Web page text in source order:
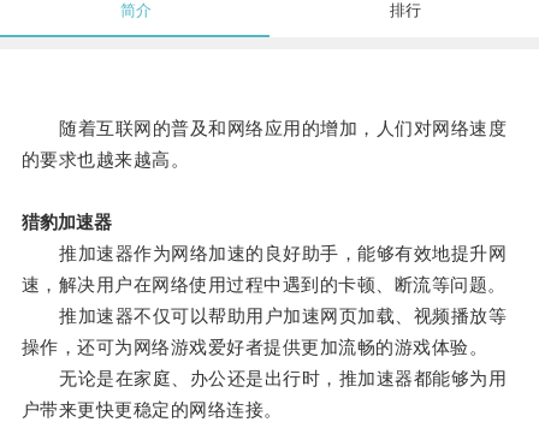
简介 排行
随着互联网的普及和网络应用的增加，人们对网络速度
的要求也越来越高。
猎豹加速器
推加速器作为网络加速的良好助手，能够有效地提升网
速，解决用户在网络使用过程中遇到的卡顿、断流等问题。
推加速器不仅可以帮助用户加速网页加载、视频播放等
操作，还可为网络游戏爱好者提供更加流畅的游戏体验。
无论是在家庭、办公还是出行时，推加速器都能够为用
户带来更快更稳定的网络连接。